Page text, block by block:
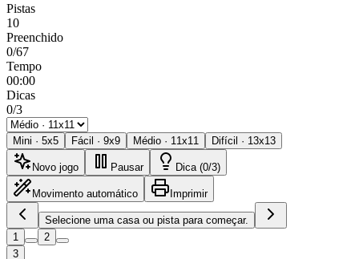
Pistas
10
Preenchido
0/67
Tempo
00:00
Dicas
0/3
Mini · 5x5 Fácil · 9x9 Médio · 11x11 Difícil · 13x13
Novo jogo Pausar Dica (0/3)
Movimento automático Imprimir
Selecione uma casa ou pista para começar.
1
2
3